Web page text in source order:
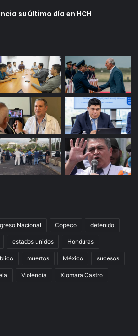
su último día en HCH
Nacional Copeco detenido
estados unidos Honduras
muertos México sucesos
Violencia Xiomara Castro